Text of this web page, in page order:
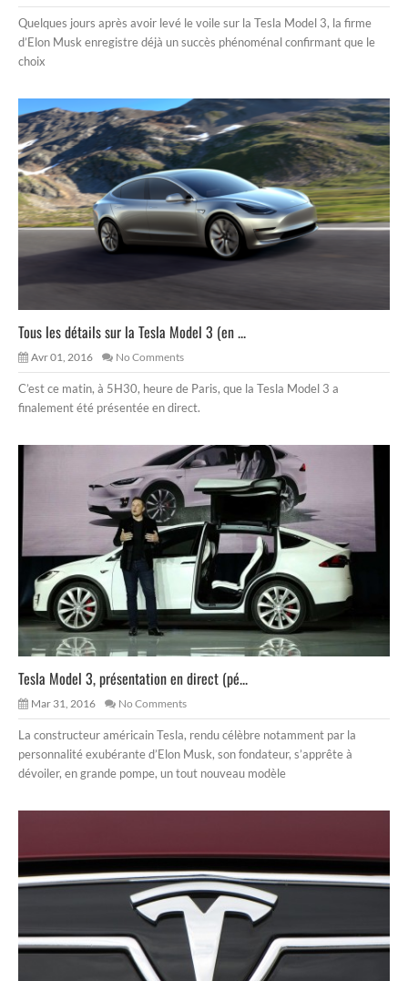
Quelques jours après avoir levé le voile sur la Tesla Model 3, la firme
d’Elon Musk enregistre déjà un succès phénoménal confirmant que le
choix
Tous les détails sur la Tesla Model 3 (en ...
Avr 01, 2016 No Comments
C’est ce matin, à 5H30, heure de Paris, que la Tesla Model 3 a
finalement été présentée en direct.
Tesla Model 3, présentation en direct (pé...
Mar 31, 2016 No Comments
La constructeur américain Tesla, rendu célèbre notamment par la
personnalité exubérante d’Elon Musk, son fondateur, s’apprête à
dévoiler, en grande pompe, un tout nouveau modèle